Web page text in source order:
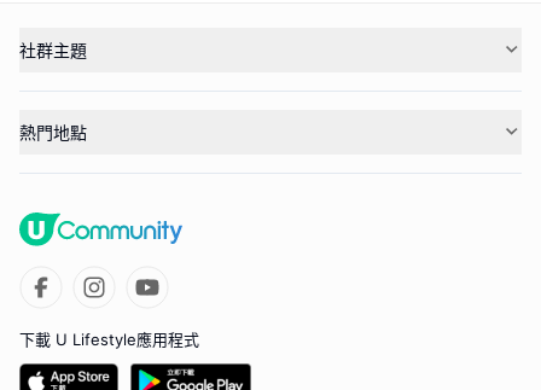
社群主題
熱門地點
下載 U Lifestyle應用程式